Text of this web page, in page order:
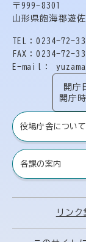
〒999-8301
山形県飽海郡遊
TEL：0234-72-
FAX：0234-72-
E-mail：
開庁
開庁
役場庁舎について
各課の案内
リンク